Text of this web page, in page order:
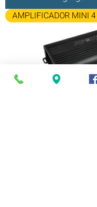
AMPLIFICADOR MINI